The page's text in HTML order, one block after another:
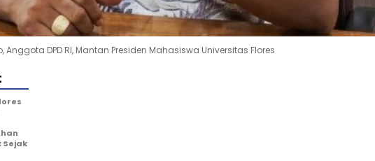
Anggota DPD RI, Mantan Presiden Mahasiswa Universitas Flores
Sejak